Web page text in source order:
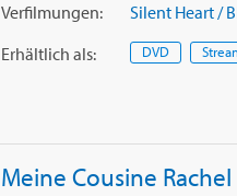
Verfilmungen:
Silent Heart /
Erhältlich als: DVD
Meine Cousine Rachel